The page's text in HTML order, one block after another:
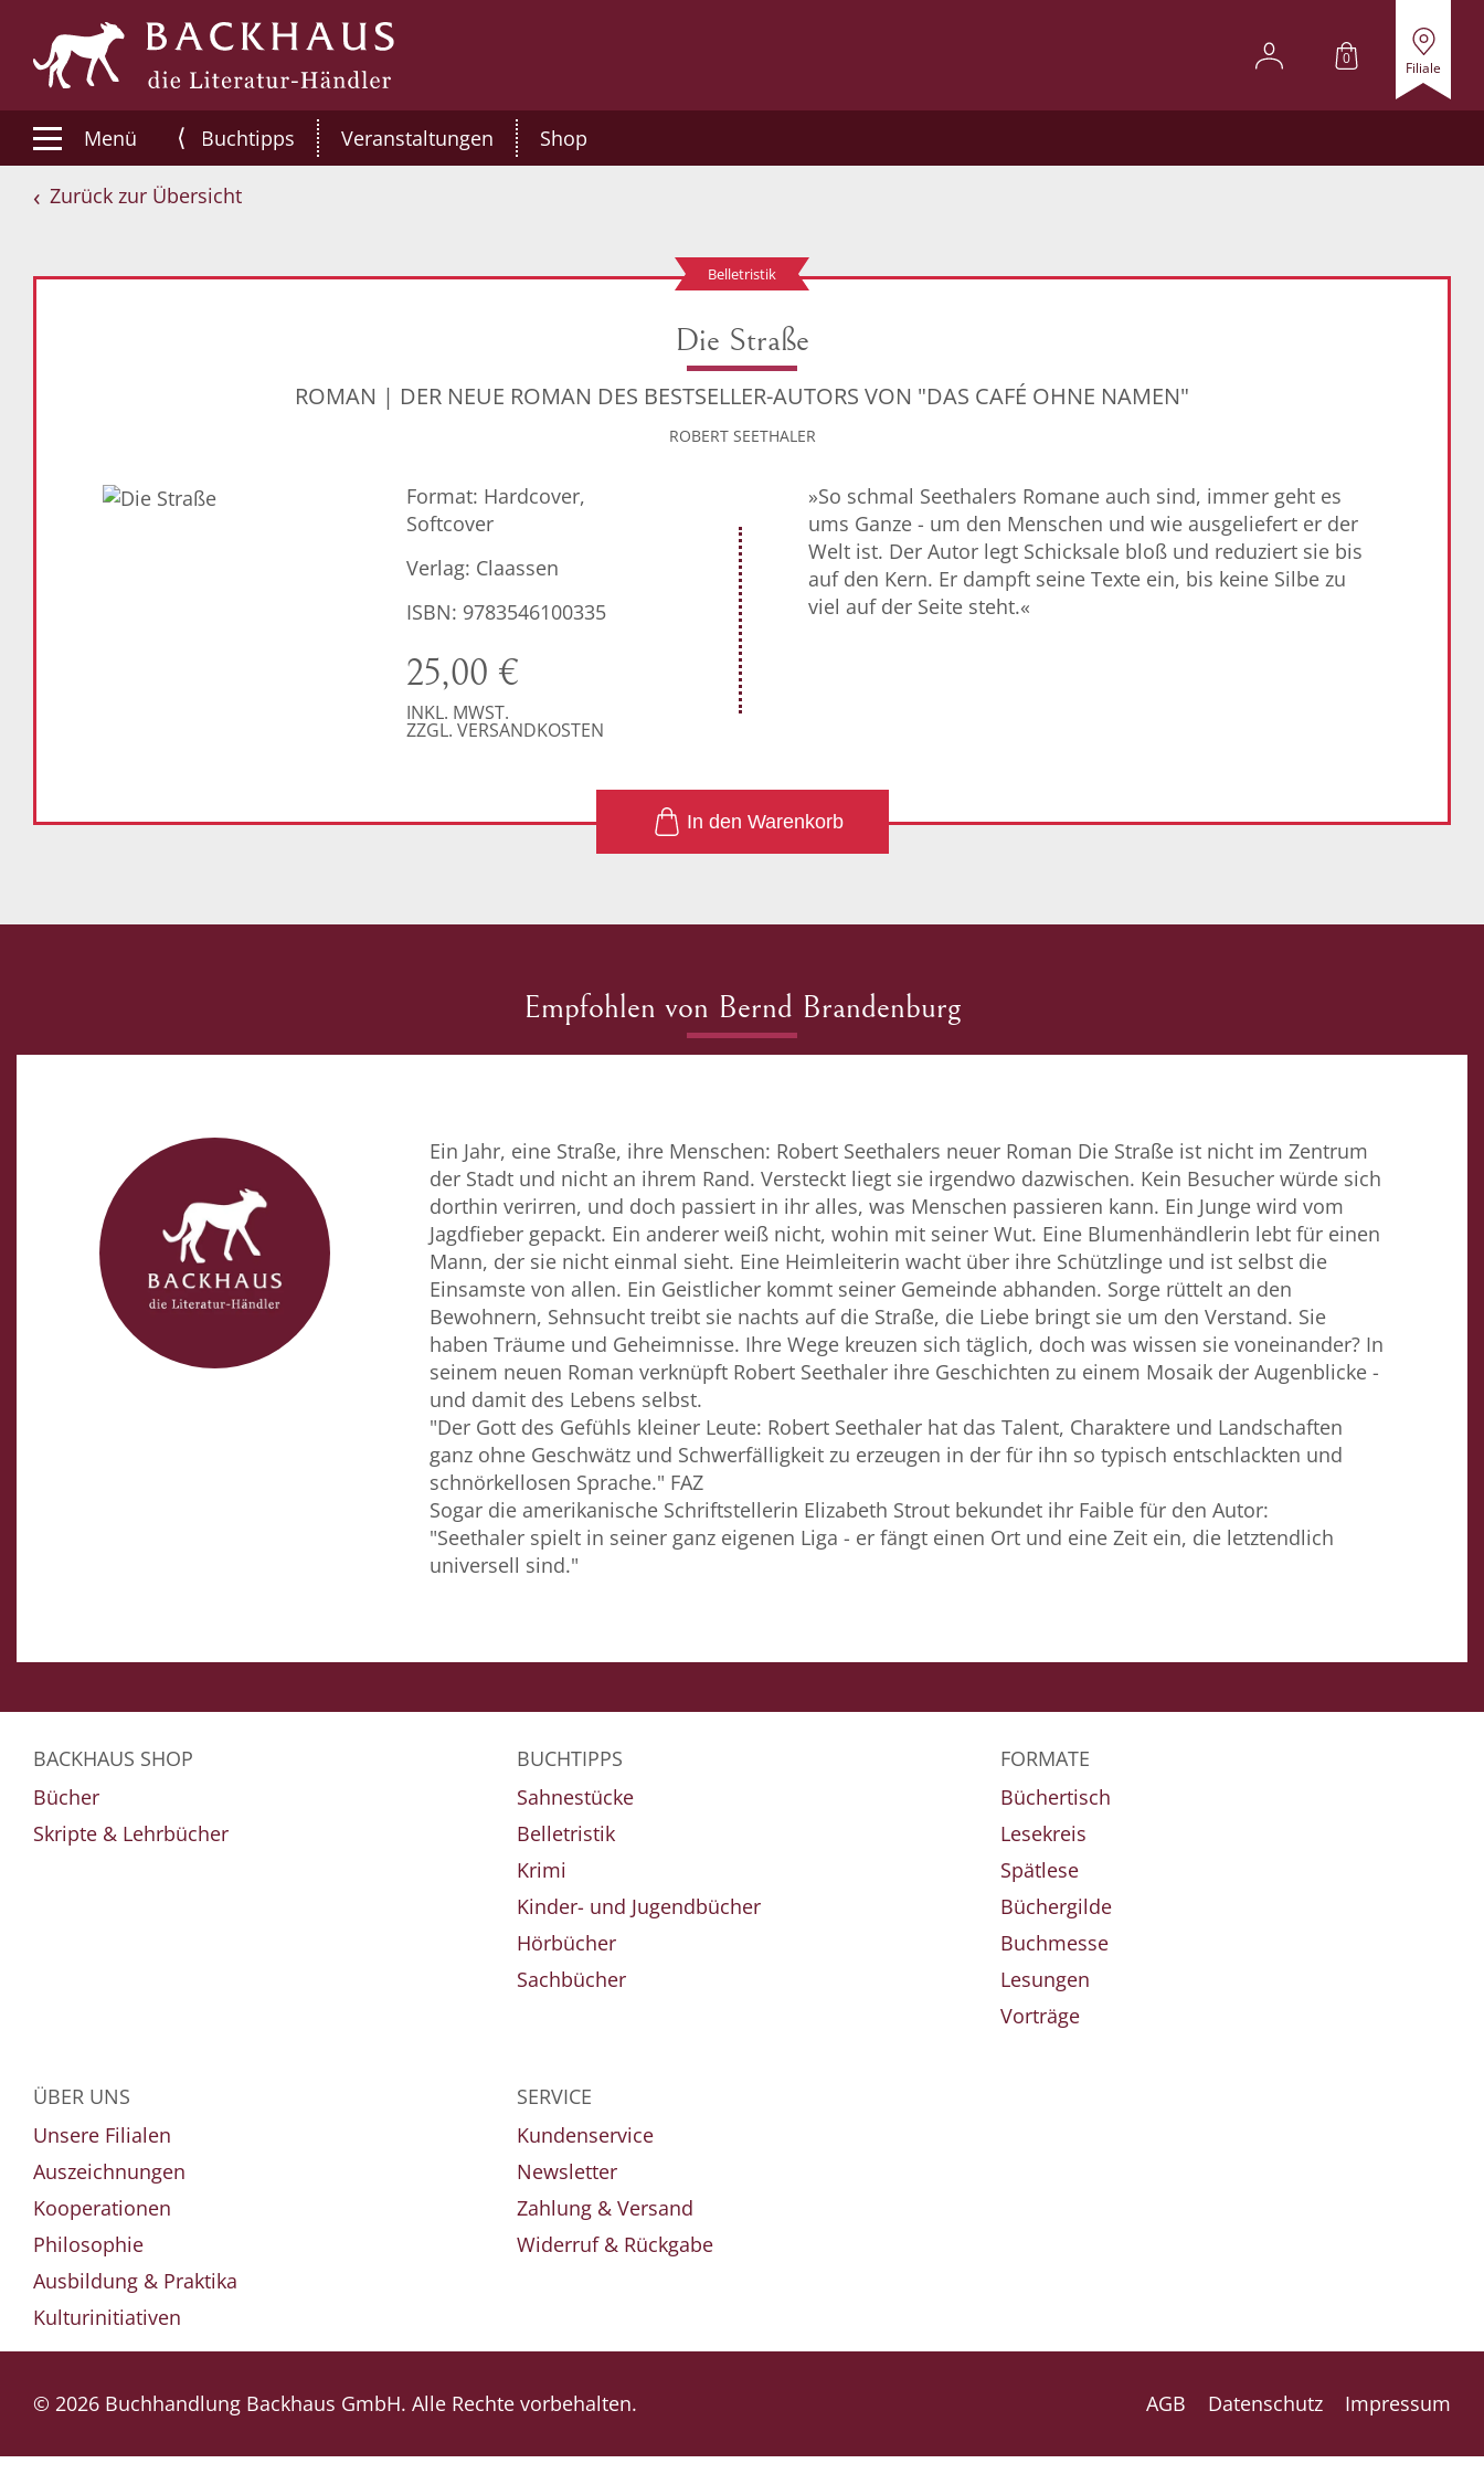
0
Filiale
Menü ⟨ Buchtipps Veranstaltungen Shop
Zurück zur Übersicht
Belletristik
Die Straße
ROMAN | DER NEUE ROMAN DES BESTSELLER-AUTORS VON "DAS CAFÉ OHNE NAMEN"
ROBERT SEETHALER
Format: Hardcover,
Softcover
Verlag: Claassen
ISBN: 9783546100335
25,00 €
INKL. MWST.
ZZGL. VERSANDKOSTEN
»So schmal Seethalers Romane auch sind, immer geht es
ums Ganze - um den Menschen und wie ausgeliefert er der
Welt ist. Der Autor legt Schicksale bloß und reduziert sie bis
auf den Kern. Er dampft seine Texte ein, bis keine Silbe zu
viel auf der Seite steht.«
In den Warenkorb
Empfohlen von Bernd Brandenburg
Ein Jahr, eine Straße, ihre Menschen: Robert Seethalers neuer Roman Die Straße ist nicht im Zentrum
der Stadt und nicht an ihrem Rand. Versteckt liegt sie irgendwo dazwischen. Kein Besucher würde sich
dorthin verirren, und doch passiert in ihr alles, was Menschen passieren kann. Ein Junge wird vom
Jagdfieber gepackt. Ein anderer weiß nicht, wohin mit seiner Wut. Eine Blumenhändlerin lebt für einen
Mann, der sie nicht einmal sieht. Eine Heimleiterin wacht über ihre Schützlinge und ist selbst die
Einsamste von allen. Ein Geistlicher kommt seiner Gemeinde abhanden. Sorge rüttelt an den
Bewohnern, Sehnsucht treibt sie nachts auf die Straße, die Liebe bringt sie um den Verstand. Sie
haben Träume und Geheimnisse. Ihre Wege kreuzen sich täglich, doch was wissen sie voneinander? In
seinem neuen Roman verknüpft Robert Seethaler ihre Geschichten zu einem Mosaik der Augenblicke -
und damit des Lebens selbst.
"Der Gott des Gefühls kleiner Leute: Robert Seethaler hat das Talent, Charaktere und Landschaften
ganz ohne Geschwätz und Schwerfälligkeit zu erzeugen in der für ihn so typisch entschlackten und
schnörkellosen Sprache." FAZ
Sogar die amerikanische Schriftstellerin Elizabeth Strout bekundet ihr Faible für den Autor:
"Seethaler spielt in seiner ganz eigenen Liga - er fängt einen Ort und eine Zeit ein, die letztendlich
universell sind."
BACKHAUS SHOP
Bücher
Skripte & Lehrbücher
BUCHTIPPS
Sahnestücke
Belletristik
Krimi
Kinder- und Jugendbücher
Hörbücher
Sachbücher
FORMATE
Büchertisch
Lesekreis
Spätlese
Büchergilde
Buchmesse
Lesungen
Vorträge
ÜBER UNS
Unsere Filialen
Auszeichnungen
Kooperationen
Philosophie
Ausbildung & Praktika
Kulturinitiativen
SERVICE
Kundenservice
Newsletter
Zahlung & Versand
Widerruf & Rückgabe
© 2026 Buchhandlung Backhaus GmbH. Alle Rechte vorbehalten. AGB Datenschutz Impressum